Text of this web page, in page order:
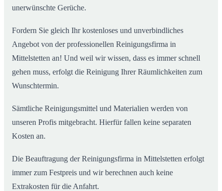
unerwünschte Gerüche.
Fordern Sie gleich Ihr kostenloses und unverbindliches
Angebot von der professionellen Reinigungsfirma in
Mittelstetten an! Und weil wir wissen, dass es immer schnell
gehen muss, erfolgt die Reinigung Ihrer Räumlichkeiten zum
Wunschtermin.
Sämtliche Reinigungsmittel und Materialien werden von
unseren Profis mitgebracht. Hierfür fallen keine separaten
Kosten an.
Die Beauftragung der Reinigungsfirma in Mittelstetten erfolgt
immer zum Festpreis und wir berechnen auch keine
Extrakosten für die Anfahrt.